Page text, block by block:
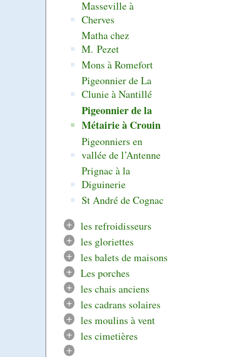
Masseville à
Cherves
Matha chez
M. Pezet
Mons à Romefort
Pigeonnier de La
Clunie à Nantillé
Pigeonnier de la
Métairie à Crouin
Pigeonniers en
vallée de l’Antenne
Prignac à la
Diguinerie
St André de Cognac
+
les refroidisseurs
+
les gloriettes
+
les balets de maisons
+
Les porches
+
les chais anciens
+
les cadrans solaires
+
les moulins à vent
+
les cimetières
+